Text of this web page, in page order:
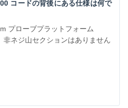
コードの背後にある仕様は何で
プローブプラットフォーム
ネジ山セクションはありません